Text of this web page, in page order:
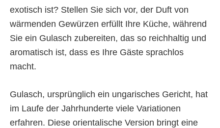
exotisch ist? Stellen Sie sich vor, der Duft von
wärmenden Gewürzen erfüllt Ihre Küche, während
Sie ein Gulasch zubereiten, das so reichhaltig und
aromatisch ist, dass es Ihre Gäste sprachlos
macht.
Gulasch, ursprünglich ein ungarisches Gericht, hat
im Laufe der Jahrhunderte viele Variationen
erfahren. Diese orientalische Version bringt eine